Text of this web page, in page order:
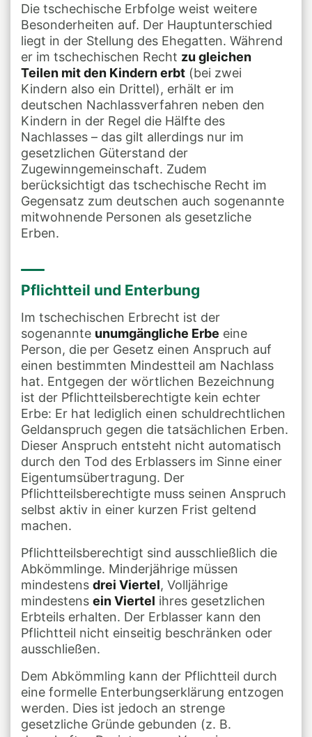
Die tschechische Erbfolge weist weitere
Besonderheiten auf. Der Hauptunterschied
liegt in der Stellung des Ehegatten. Während
er im tschechischen Recht zu gleichen
Teilen mit den Kindern erbt (bei zwei
Kindern also ein Drittel), erhält er im
deutschen Nachlassverfahren neben den
Kindern in der Regel die Hälfte des
Nachlasses – das gilt allerdings nur im
gesetzlichen Güterstand der
Zugewinngemeinschaft. Zudem
berücksichtigt das tschechische Recht im
Gegensatz zum deutschen auch sogenannte
mitwohnende Personen als gesetzliche
Erben.
Pflichtteil und Enterbung
Im tschechischen Erbrecht ist der
sogenannte unumgängliche Erbe eine
Person, die per Gesetz einen Anspruch auf
einen bestimmten Mindestteil am Nachlass
hat. Entgegen der wörtlichen Bezeichnung
ist der Pflichtteilsberechtigte kein echter
Erbe: Er hat lediglich einen schuldrechtlichen
Geldanspruch gegen die tatsächlichen Erben.
Dieser Anspruch entsteht nicht automatisch
durch den Tod des Erblassers im Sinne einer
Eigentumsübertragung. Der
Pflichtteilsberechtigte muss seinen Anspruch
selbst aktiv in einer kurzen Frist geltend
machen.
Pflichtteilsberechtigt sind ausschließlich die
Abkömmlinge. Minderjährige müssen
mindestens drei Viertel, Volljährige
mindestens ein Viertel ihres gesetzlichen
Erbteils erhalten. Der Erblasser kann den
Pflichtteil nicht einseitig beschränken oder
ausschließen.
Dem Abkömmling kann der Pflichtteil durch
eine formelle Enterbungserklärung entzogen
werden. Dies ist jedoch an strenge
gesetzliche Gründe gebunden (z. B.